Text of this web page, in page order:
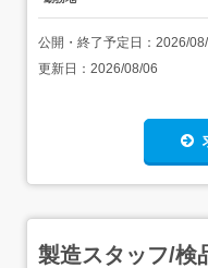
公開・終了予定日： 2026/
更新日： 2026/08/06
製造スタッフ/検